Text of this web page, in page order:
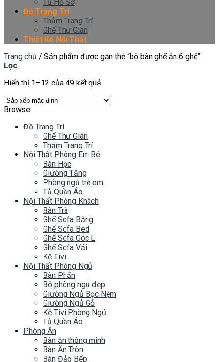
Tủ Hồ Sơ
Đồ Trang Trí
Thảm Trang Trí
Ghế Thư Giãn
Thiết Kế Nội Thất
Trang chủ / Sản phẩm được gắn thẻ “bộ bàn ghế ăn 6 ghế”
Lọc
Hiển thị 1–12 của 49 kết quả
Browse
Đồ Trang Trí
Ghế Thư Giãn
Thảm Trang Trí
Nội Thất Phòng Em Bé
Bàn Học
Giường Tầng
Phòng ngủ trẻ em
Tủ Quần Áo
Nội Thất Phòng Khách
Bàn Trà
Ghế Sofa Băng
Ghế Sofa Bed
Ghế Sofa Góc L
Ghế Sofa Vải
Kệ Tivi
Nội Thất Phòng Ngủ
Bàn Phấn
Bộ phòng ngủ đẹp
Giường Ngủ Bọc Nệm
Giường Ngủ Gỗ
Kệ Tivi Phòng Ngủ
Tủ Quần Áo
Phòng Ăn
Bàn ăn thông minh
Bàn Ăn Tròn
Bàn Đảo Bếp